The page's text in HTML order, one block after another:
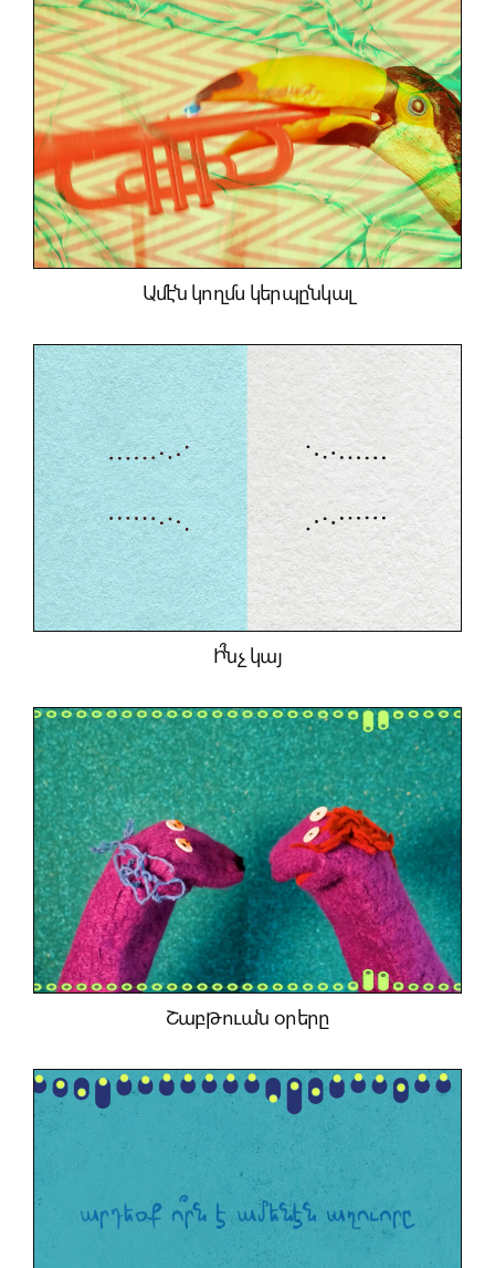
Ամէն կողմս կերպընկալ
Ի՞նչ կայ
Շաբթուան օրերը